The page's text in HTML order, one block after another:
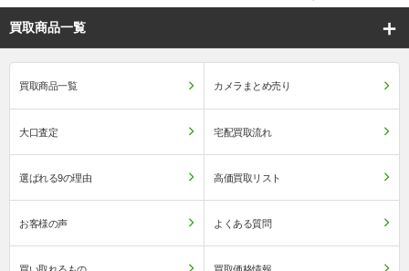
買取商品一覧
買取商品一覧 カメラまとめ売り
大口査定 宅配買取流れ
選ばれる9の理由 高価買取リスト
お客様の声 よくある質問